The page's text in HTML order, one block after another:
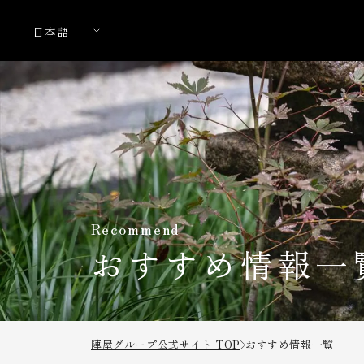
Recommend
おすすめ情報一
陣屋グループ公式サイト TOP おすすめ情報一覧